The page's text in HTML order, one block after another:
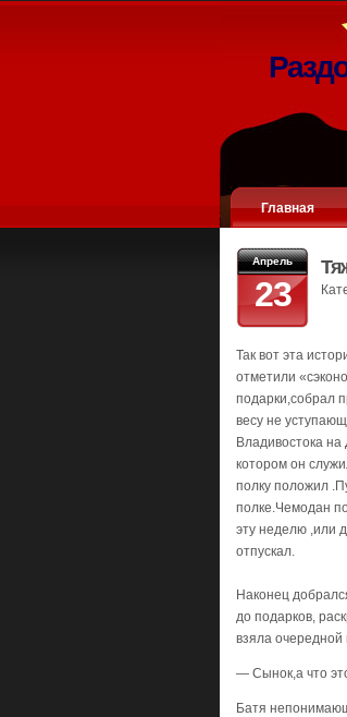
Главная
Апрель
23
Так вот эта
отметили
подарки,собрал
весу не
Владивостока
котором он
полку положил
полке.Чемодан
эту неделю ,или
отпускал.
Наконец
до подарков,
взяла очередной
— Сынок,а что
Батя